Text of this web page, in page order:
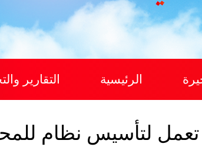
الرئيسية التقارير
لتأسيس نظام